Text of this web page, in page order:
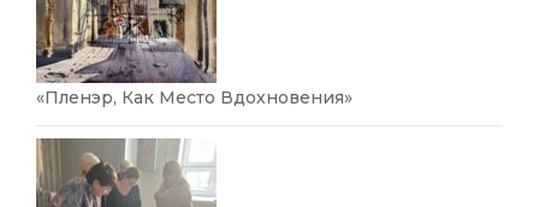
«Пленэр, Как Место Вдохновения»